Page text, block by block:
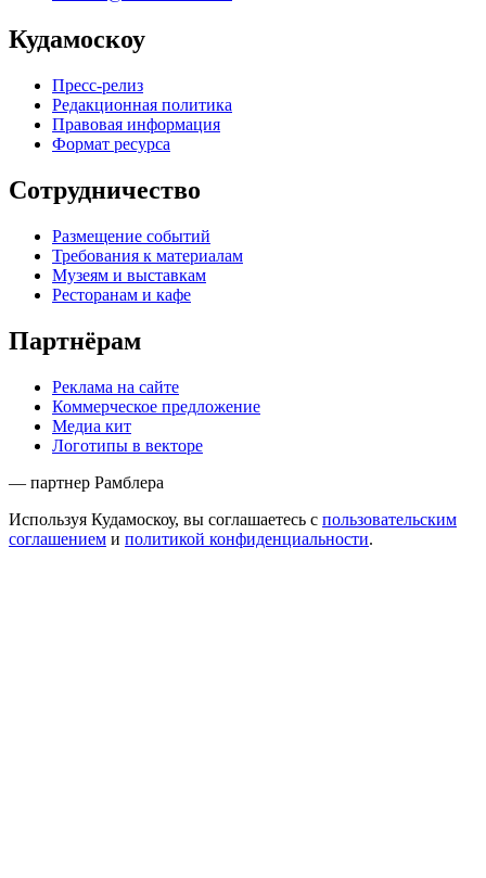
Кудамоскоу
Пресс-релиз
Редакционная политика
Правовая информация
Формат ресурса
Сотрудничество
Размещение событий
Требования к материалам
Музеям и выставкам
Ресторанам и кафе
Партнёрам
Реклама на сайте
Коммерческое предложение
Медиа кит
Логотипы в векторе
— партнер Рамблера
Используя Кудамоскоу, вы соглашаетесь с пользовательским
соглашением и политикой конфиденциальности.